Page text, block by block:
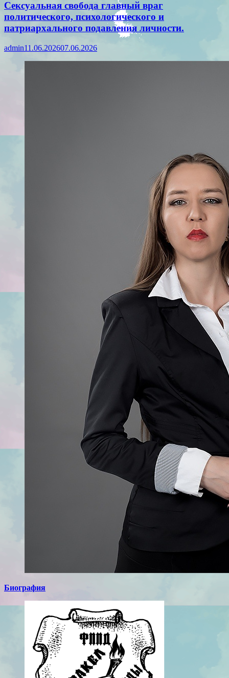
Сексуальная свобода главный враг
политического, психологического и
патриархального подавления личности.
admin11.06.202607.06.2026
Биография